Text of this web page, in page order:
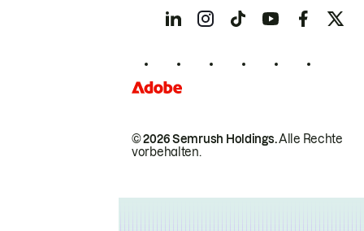
© 2026 Semrush Holdings.Alle Rechte
vorbehalten.